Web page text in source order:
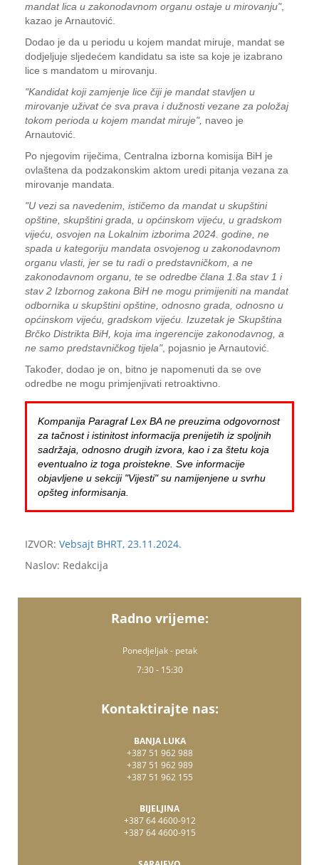
mandat lica u zakonodavnom organu ostaje u mirovanju",
kazao je Arnautović.
Dodao je da u periodu u kojem mandat miruje, mandat se
dodjeljuje sljedećem kandidatu sa iste sa koje je izabrano
lice s mandatom u mirovanju.
"Kandidat koji zamjenje lice čiji je mandat stavljen u
mirovanje uživat će sva prava i dužnosti vezane za položaj
tokom perioda u kojem mandat miruje", naveo je
Arnautović.
Po njegovim riječima, Centralna izborna komisija BiH je
ovlaštena da podzakonskim aktom uredi pitanja vezana za
mirovanje mandata.
"U vezi sa navedenim, ističemo da mandat u skupštini
opštine, skupštini grada, u općinskom vijeću, u gradskom
vijeću, osvojen na Lokalnim izborima 2024. godine, ne
spada u kategoriju mandata osvojenog u zakonodavnom
organu vlasti, jer se tu radi o predstavničkom, a ne
zakonodavnom organu, te se odredbe člana 1.8a stav 1 i
stav 2 Izbornog zakona BiH ne mogu primijeniti na mandat
odbornika u skupštini opštine, odnosno grada, odnosno u
općinskom vijeću, gradskom vijeću. Izuzetak je Skupština
Brčko Distrikta BiH, koja ima ingerencije zakonodavnog, a
ne samo predstavničkog tijela", pojasnio je Arnautović.
Također, dodao je on, bitno je napomenuti da se ove
odredbe ne mogu primjenjivati retroaktivno.
Kompanija Paragraf Lex BA ne preuzima odgovornost
za tačnost i istinitost informacija prenijetih iz spoljnih
sadržaja, odnosno drugih izvora, kao i za štetu koja
eventualno iz toga proistekne. Sve informacije
objavljene u sekciji "Vijesti" su namijenjene u svrhu
opšteg informisanja.
IZVOR: Vebsajt BHRT, 23.11.2024.
Naslov: Redakcija
Radno vrijeme:
Ponedjeljak - petak
7:30 - 15:30
Kontaktirajte nas:
BANJA LUKA
+387 51 962 988
+387 51 962 989
+387 51 962 155
BIJELJINA
+387 64 4600-912
+387 64 4600-915